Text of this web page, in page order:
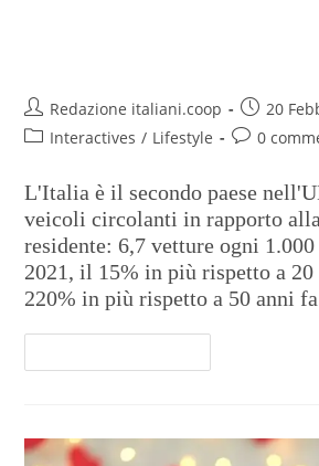
Redazione italiani.coop
20
Interactives / Lifestyle 0
L'Italia è il secondo paese
veicoli circolanti in rapporto
residente: 6,7 vetture ogni
2021, il 15% in più rispetto a
220% in più rispetto a 50 anni